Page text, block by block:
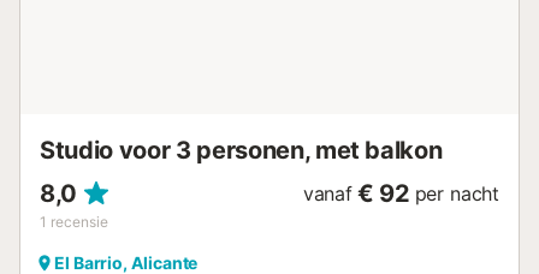
Studio voor 3 personen, met balkon
8,0
1 recensie
vanaf € 92 per nacht
El Barrio, Alicante